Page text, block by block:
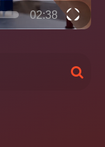
02:38
搜
索